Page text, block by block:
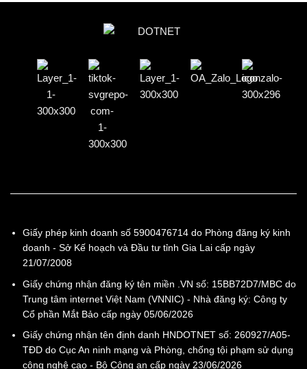
Giấy phép kinh doanh số 5900476714 do Phòng đăng ký kinh
doanh - Sở Kế hoạch và Đầu tư tỉnh Gia Lai cấp ngày
21/07/2008
Giấy chứng nhận đăng ký tên miền .VN số: 15BB72D7/MBC do
Trung tâm internet Việt Nam (VNNIC) - Nhà đăng ký: Công ty
Cổ phần Mắt Bảo cấp ngày 05/06/2026
Giấy chứng nhận tên định danh HNDOTNET số: 260927/A05-
TĐD do Cục An ninh mạng và Phòng, chống tội phạm sử dụng
công nghệ cao - Bộ Công an cấp ngày 23/06/2026